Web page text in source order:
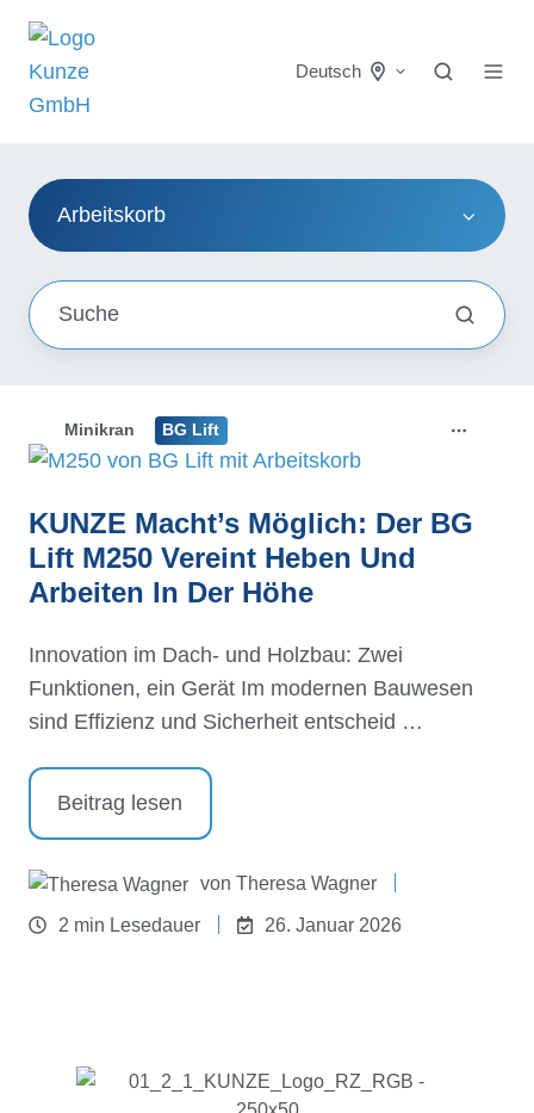
Deutsch
Arbeitskorb
KUNZE Macht’s Möglich: Der BG
Lift M250 Vereint Heben Und
Arbeiten In Der Höhe
Innovation im Dach- und Holzbau: Zwei
Funktionen, ein Gerät Im modernen Bauwesen
sind Effizienz und Sicherheit entscheid …
Beitrag lesen
vonTheresa Wagner
2 min Lesedauer
26. Januar 2026
Minikran BG Lift